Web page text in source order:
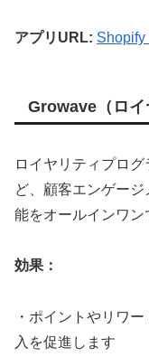
アプリURL: Shopify
Growave（ロイ
ロイヤリティプロ
ど、顧客エンゲー
能をオールインワン
効果：
・ポイントやリワ
入を促進します